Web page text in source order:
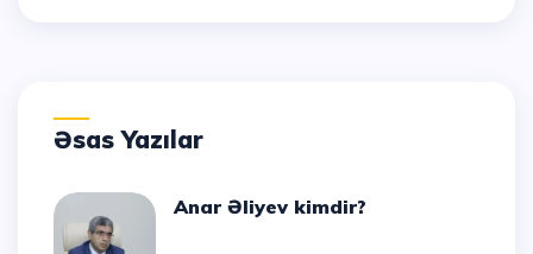
Əsas Yazılar
Anar Əliyev kimdir?